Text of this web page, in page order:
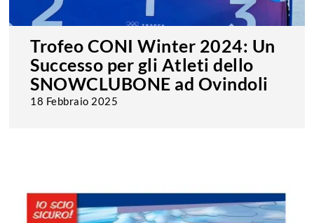
Trofeo CONI Winter 2024: Un
Successo per gli Atleti dello
SNOWCLUBONE ad Ovindoli
18 Febbraio 2025